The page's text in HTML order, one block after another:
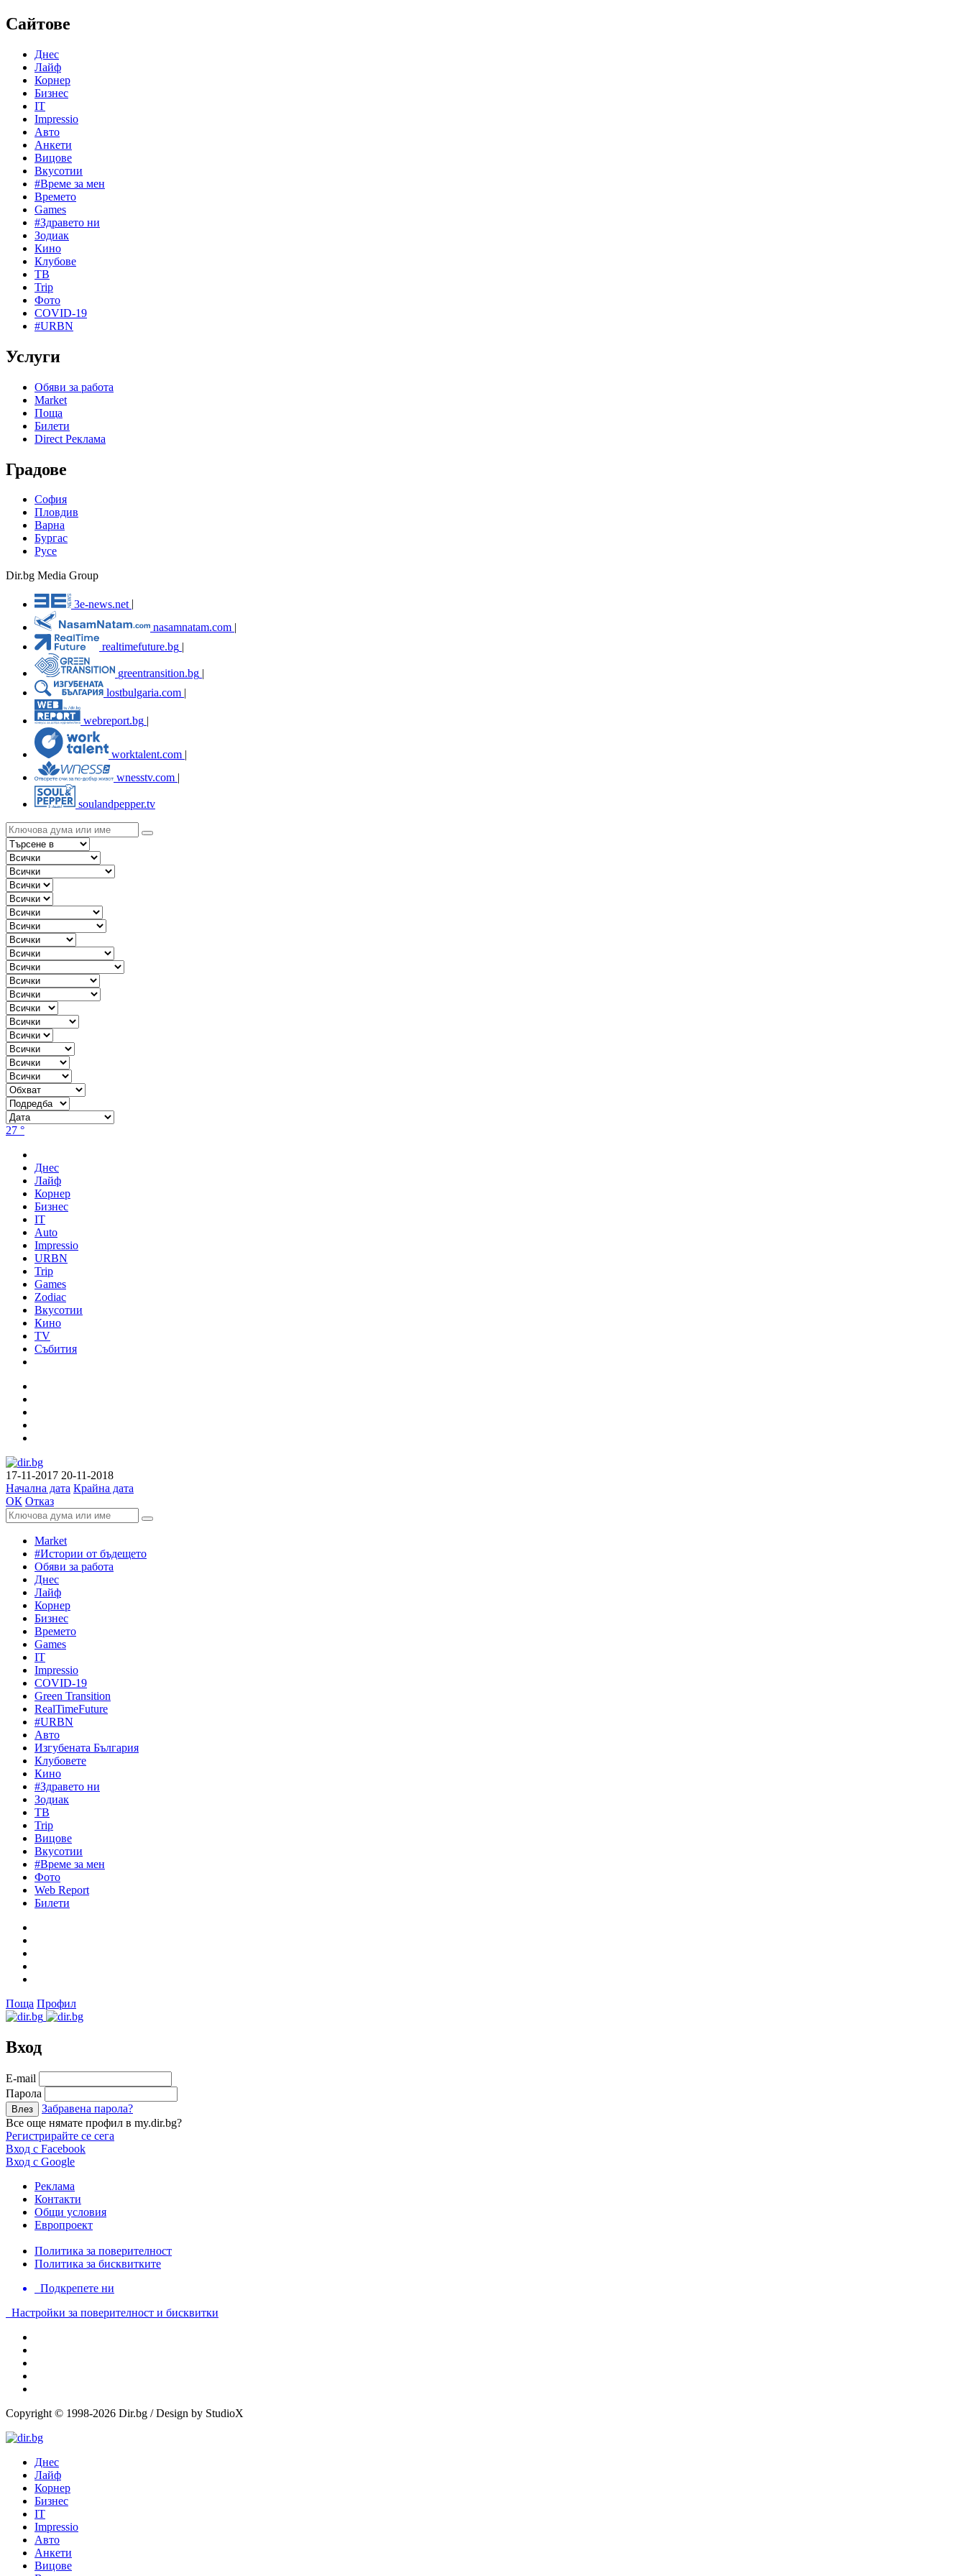
Сайтове
Днес
Лайф
Корнер
Бизнес
IT
Impressio
Авто
Анкети
Вицове
Вкусотии
#Време за мен
Времето
Games
#Здравето ни
Зодиак
Кино
Клубове
ТВ
Trip
Фото
COVID-19
#URBN
Услуги
Обяви за работа
Market
Поща
Билети
Direct Реклама
Градове
София
Пловдив
Варна
Бургас
Русе
Dir.bg Media Group
3e-news.net
nasamnatam.com |
realtimefuture.bg |
greentransition.bg |
lostbulgaria.com |
webreport.bg
worktalent.com |
wnesstv.com |
soulandpepper.tv
27 °
Днес
Лайф
Корнер
Бизнес
IT
Auto
Impressio
URBN
Trip
Games
Zodiac
Вкусотии
Кино
TV
Събития
17-11-2017 20-11-2018
Начална дата Крайна дата
ОК Отказ
Market
#Истории от бъдещето
Обяви за работа
Днес
Лайф
Корнер
Бизнес
Времето
Games
IT
Impressio
COVID-19
Green Transition
RealTimeFuture
#URBN
Авто
Изгубената България
Клубовете
Кино
#Здравето ни
Зодиак
ТВ
Trip
Вицове
Вкусотии
#Време за мен
Фото
Web Report
Билети
Поща Профил
Вход
Е-mail
Парола
Забравена парола?
Все още нямате профил в my.dir.bg?
Регистрирайте се сега
Вход с Facebook
Вход с Google
Реклама
Контакти
Общи условия
Европроект
Политика за поверителност
Политика за бисквитките
Подкрепете ни
Настройки за поверителност и бисквитки
Copyright © 1998-2026 Dir.bg / Design by StudioX
Днес
Лайф
Корнер
Бизнес
IT
Impressio
Авто
Анкети
Вицове